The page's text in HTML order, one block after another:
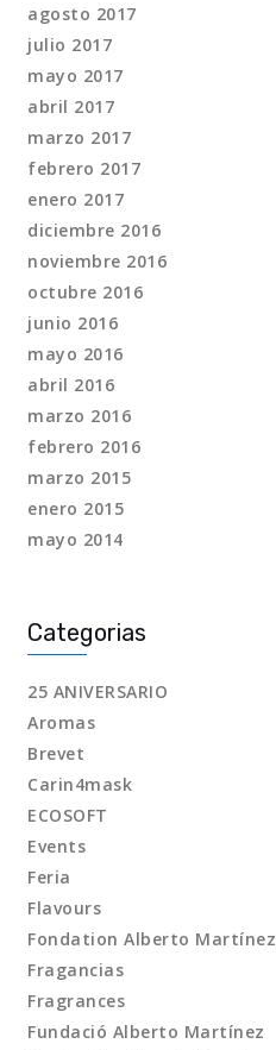
agosto 2017
julio 2017
mayo 2017
abril 2017
marzo 2017
febrero 2017
enero 2017
diciembre 2016
noviembre 2016
octubre 2016
junio 2016
mayo 2016
abril 2016
marzo 2016
febrero 2016
marzo 2015
enero 2015
mayo 2014
Categorias
25 ANIVERSARIO
Aromas
Brevet
Carin4mask
ECOSOFT
Events
Feria
Flavours
Fondation Alberto Martínez
Fragancias
Fragrances
Fundació Alberto Martínez